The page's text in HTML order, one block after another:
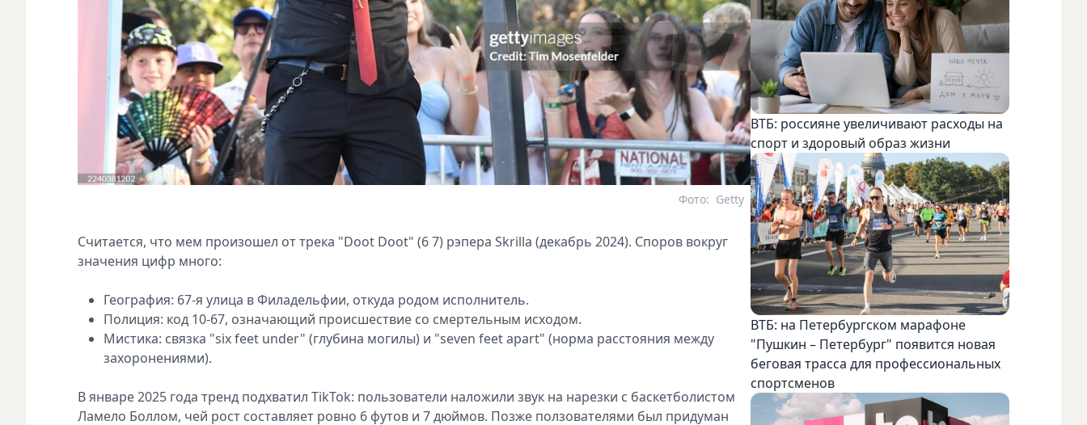
Getty
Фото:
Считается, что мем произошел от трека "Doot Doot" (6 7) рэпера Skrilla (декабрь 2024). Споров вокруг
значения цифр много:
География: 67-я улица в Филадельфии, откуда родом исполнитель.
Полиция: код 10-67, означающий происшествие со смертельным исходом.
Мистика: связка "six feet under" (глубина могилы) и "seven feet apart" (норма расстояния между
захоронениями).
В январе 2025 года тренд подхватил TikTok: пользователи наложили звук на нарезки с баскетболистом
Ламело Боллом, чей рост составляет ровно 6 футов и 7 дюймов. Позже ползователями был придуман
ВТБ: россияне увеличивают расходы на
спорт и здоровый образ жизни
ВТБ: на Петербургском марафоне
"Пушкин – Петербург" появится новая
беговая трасса для профессиональных
спортсменов